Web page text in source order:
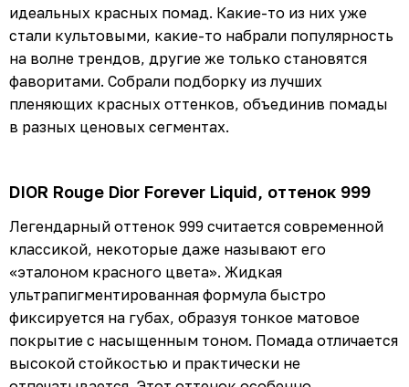
идеальных красных помад. Какие-то из них уже
стали культовыми, какие-то набрали популярность
на волне трендов, другие же только становятся
фаворитами. Собрали подборку из лучших
пленяющих красных оттенков, объединив помады
в разных ценовых сегментах.
DIOR Rouge Dior Forever Liquid, оттенок 999
Легендарный оттенок 999 считается современной
классикой, некоторые даже называют его
«эталоном красного цвета». Жидкая
ультрапигментированная формула быстро
фиксируется на губах, образуя тонкое матовое
покрытие с насыщенным тоном. Помада отличается
высокой стойкостью и практически не